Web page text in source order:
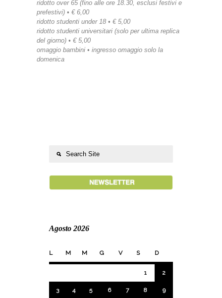
ridotto over 65 (fino alle ore 18.30, esclusi festivi e
prefestivi) • € 6,00
ridotto studenti under 18 • € 5,00
ridotto studenti universitari (solo per ultima replica
del giorno) • € 5,00
omaggio bambini • ingresso omaggio solo la
domenica
Agosto 2026
L M M G V S D
1 2
3 4 5 6 7 8 9